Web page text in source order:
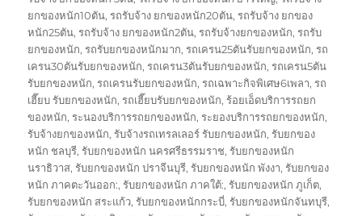
ยกของหนัก10ตัน,รถรับจ้าง ยกของหนัก20ตัน,รถรับจ้าง ยกของ
หนัก25ตัน,รถรับจ้าง ยกของหนัก2ตัน,รถรับจ้างยกของหนัก,รถรับ
ยกของหนัก,รถรับยกของหนักมาก,รถเครน25ตันรับยกของหนัก,รถ
เครน30ตันรับยกของหนัก,รถเครน3ตันรับยกของหนัก,รถเครน5ตัน
รับยกของหนัก,รถเครนรับยกของหนัก,รถเฉพาะกิจพิเศษ6เพลา,รถ
เฮี๊ยบ รับยกของหนัก,รถเฮี๊ยบรับยกของหนัก,ร้อยเอ็ดบริการรถยก
ของหนัก,ระนองบริการรถยกของหนัก,ระยองบริการรถยกของหนัก,
รับจ้างยกของหนัก,รับจ้างรถเทรลเลอร์ รับยกของหนัก,รับยกของ
หนัก ชลบุรี,รับยกของหนัก นครศรีธรรมราช,รับยกของหนัก
นราธิวาส,รับยกของหนัก ปราจีนบุรี,รับยกของหนัก พังงา,รับยกของ
หนัก ภาคตะวันออก:,รับยกของหนัก ภาคใต้:,รับยกของหนัก ภูเก็ต,
รับยกของหนัก สระแก้ว,รับยกของหนักกระบี่,รับยกของหนักจันทบุรี,